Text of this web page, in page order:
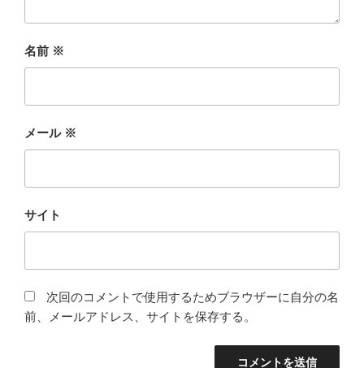
名前 ※
メール ※
サイト
次回のコメントで使用するためブラウザーに自分の名
前、メールアドレス、サイトを保存する。